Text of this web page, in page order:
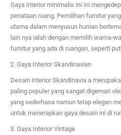
Gaya interior minimalis ini ini
penataan ruang. Pemilihan furnitur
utama dalam menyusun hunian
lain nya ialah dengan memilih warna-
furnitur yang ada di ruangan, seperti
2. Gaya Interior Skandinavian
Desain interior Skandinavia a
paling populer yang sangat digemari
yang sederhana namun tetap elegan
untuk menerapkan gaya desain ini di
3. Gaya Interior Vintage